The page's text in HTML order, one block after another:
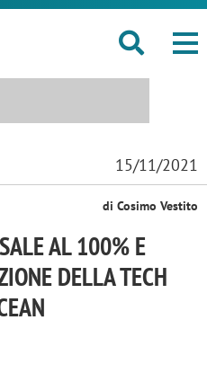
15/11/2021
di Cosimo Vestito
AL 100% E
DELLA TECH